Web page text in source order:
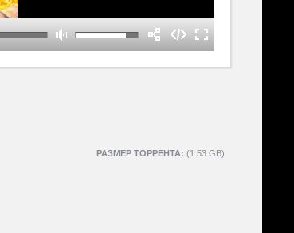
РАЗМЕР ТОРРЕНТА: (1.53 GB)